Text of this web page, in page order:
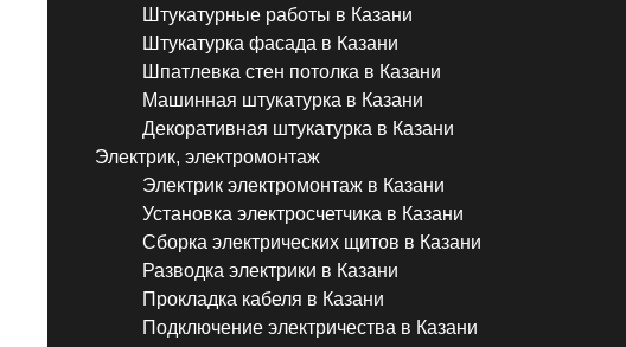
Штукатурные работы в Казани
Штукатурка фасада в Казани
Шпатлевка стен потолка в Казани
Машинная штукатурка в Казани
Декоративная штукатурка в Казани
Электрик, электромонтаж
Электрик электромонтаж в Казани
Установка электросчетчика в Казани
Сборка электрических щитов в Казани
Разводка электрики в Казани
Прокладка кабеля в Казани
Подключение электричества в Казани